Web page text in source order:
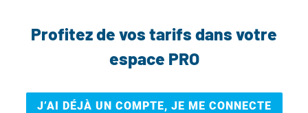
Profitez de vos tarifs dans votre
espace PRO
J’AI DÉJÀ UN COMPTE, JE ME CONNECTE